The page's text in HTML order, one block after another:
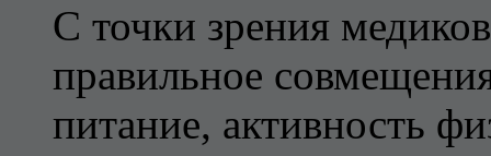
С точки зрения
правильное
питание, активность